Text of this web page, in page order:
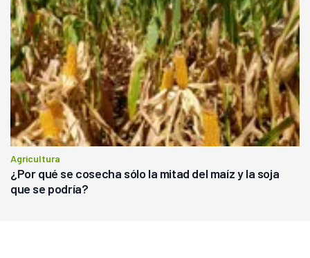
Agricultura
¿Por qué se cosecha sólo la mitad del maíz y la soja
que se podría?